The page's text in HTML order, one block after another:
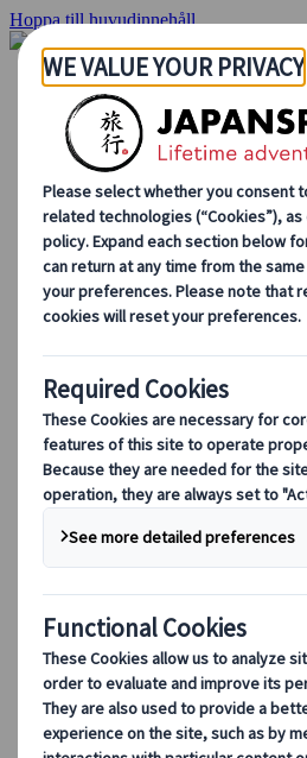
Hoppa till huvudinnehåll
Hemsidan
Resor
Individuellt resande
Gruppresor
Semester med självkörning
Utflykter
Skräddarsydda gruppresor
Japan Rail Pass
Hur vi arbetar
Om oss
Vårt team
Bli en del av vårt team
Säsongsbaserade resetips
Höjdpunkter på resmålet
Kulturella insikter
Kulinariska äventyr
Utforska Japan med tåg
Vanliga frågor och svar
Viktig information
Etikett i Japan
Körning i Japan
Boka med oss
Japan Rail Pass
Boende
Reserådgivning online
Japanspecialist
Destinationer
Alla Resmål
Kagoshima